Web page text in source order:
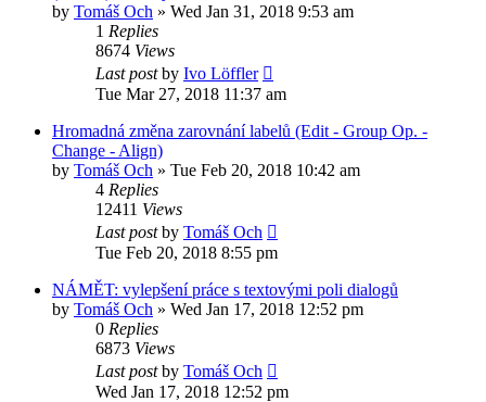
by Tomáš Och » Wed Jan 31, 2018 9:53 am
1 Replies
8674 Views
Last postby Ivo Löffler
Tue Mar 27, 2018 11:37 am
Hromadná změna zarovnání labelů (Edit - Group Op. -
Change - Align)
by Tomáš Och » Tue Feb 20, 2018 10:42 am
4 Replies
12411 Views
Last postby Tomáš Och
Tue Feb 20, 2018 8:55 pm
NÁMĚT: vylepšení práce s textovými poli dialogů
by Tomáš Och » Wed Jan 17, 2018 12:52 pm
0 Replies
6873 Views
Last postby Tomáš Och
Wed Jan 17, 2018 12:52 pm